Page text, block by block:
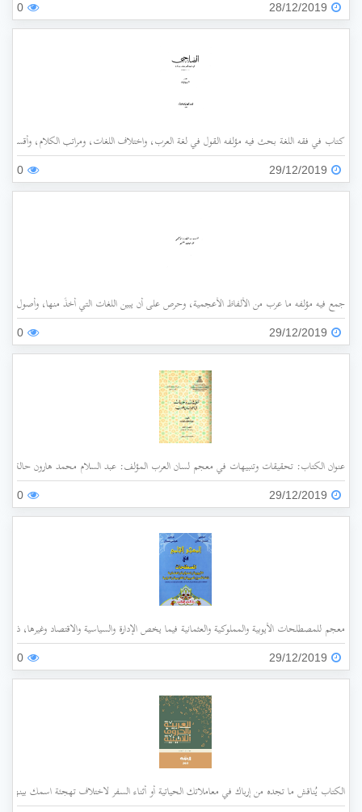
28/12/2019
0
كتاب في فقه اللغة بحث فيه مؤلفه القول في لغة العرب، واختلاف اللغات، ومراتب الكلام،
29/12/2019
0
جمع فيه مؤلفه ما عرب من الألفاظ الأعجمية، وحرص على أن يبين اللغات التي أُخذَ منها، وأصول
29/12/2019
0
عنوان الكتاب: تحقيقات وتنبيهات في معجم لسان العرب المؤلف: عبد السلام محمد هارون حالة الفهرسة: غير مفهرس الناشر: جامعة الملك عبد
29/12/2019
0
معجم للمصطلحات الأيوبية والمملوكية والعثمانية فيما يخص الإدارة والسياسية والاقتصاد وغيرها، ذات
29/12/2019
0
الكتاب يُناقش ما تجده من إرباك في معاملاتك الحياتية أو أثناء السفر لاختلاف تهجئة اسمك بينها